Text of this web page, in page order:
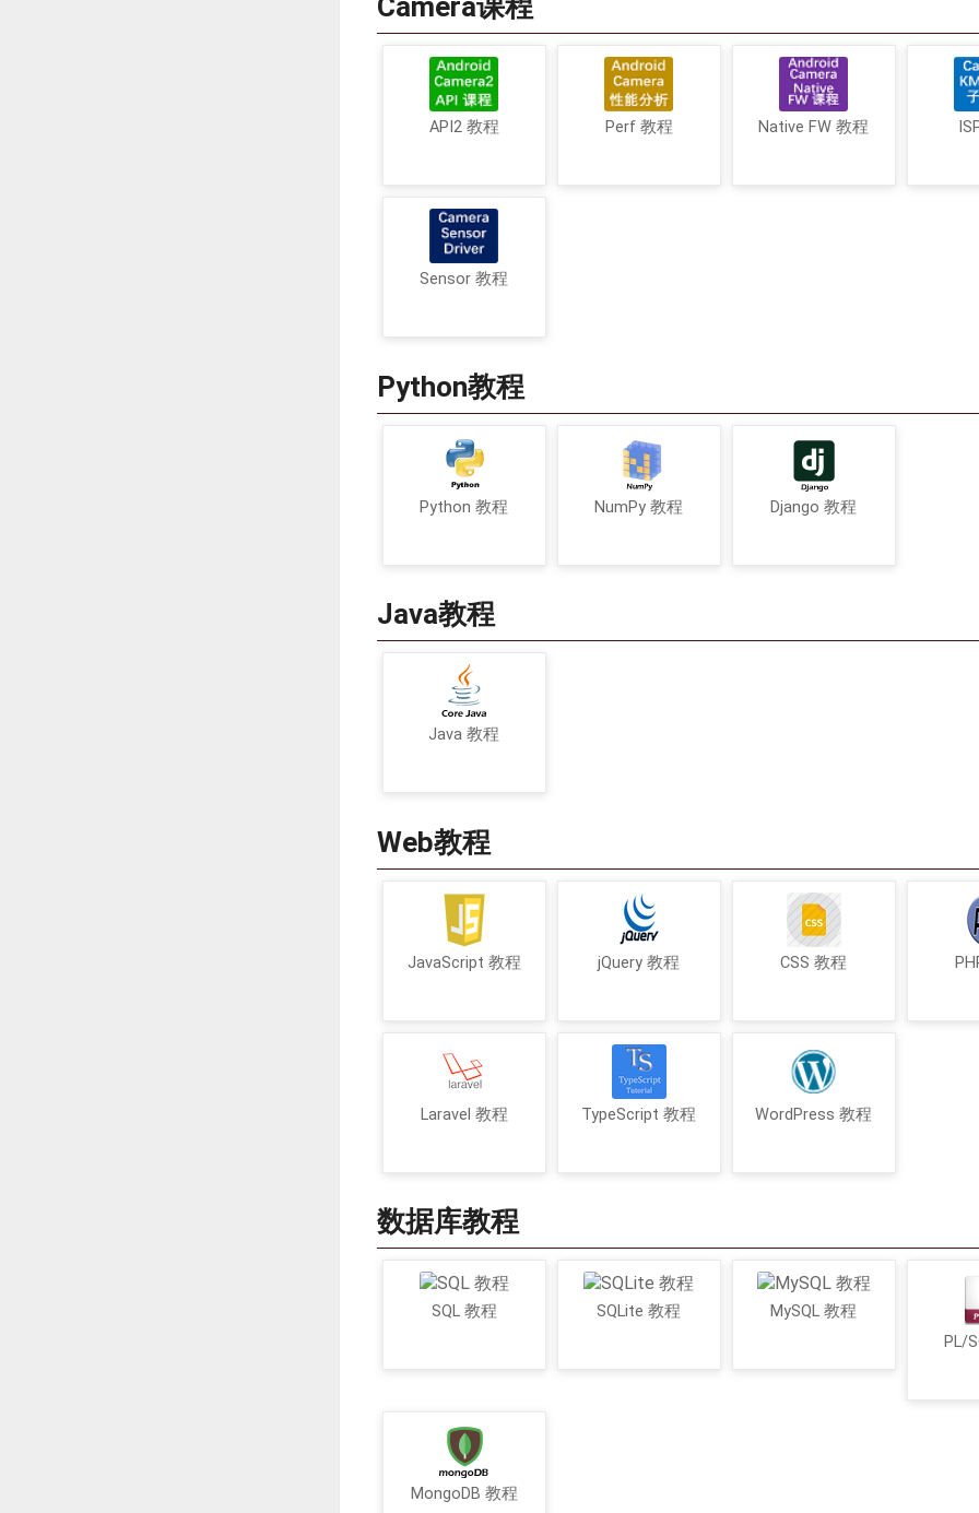
API2 教程 Perf 教程 Native FW 教程
Sensor 教程
Python教程
Python 教程 NumPy 教程 Django 教程
Java教程
Java 教程
Web教程
JavaScript 教程 jQuery 教程 CSS 教程
Laravel 教程 TypeScript 教程 WordPress 教程
数据库教程
SQL 教程 SQLite 教程
MySQL 教程
PL/
MongoDB 教程